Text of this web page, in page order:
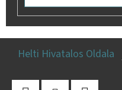
Helti Hivatalos Oldala